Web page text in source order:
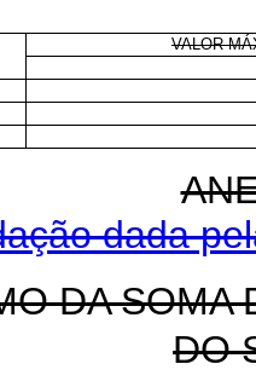
VALOR
dada
DA SOMA
DO